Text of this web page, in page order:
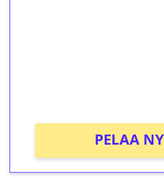
PELAA